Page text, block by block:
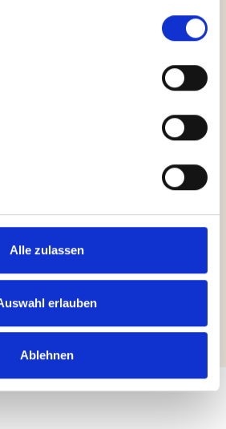
Alle zulassen
erlauben
Ablehnen
lesen können,bitte hier klicken